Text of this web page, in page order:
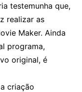
testemunha que,
realizar as
Maker. Ainda
programa,
original, é
criação